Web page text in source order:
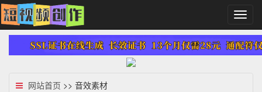
切
换
导
航
网站首页 >> 音效素材